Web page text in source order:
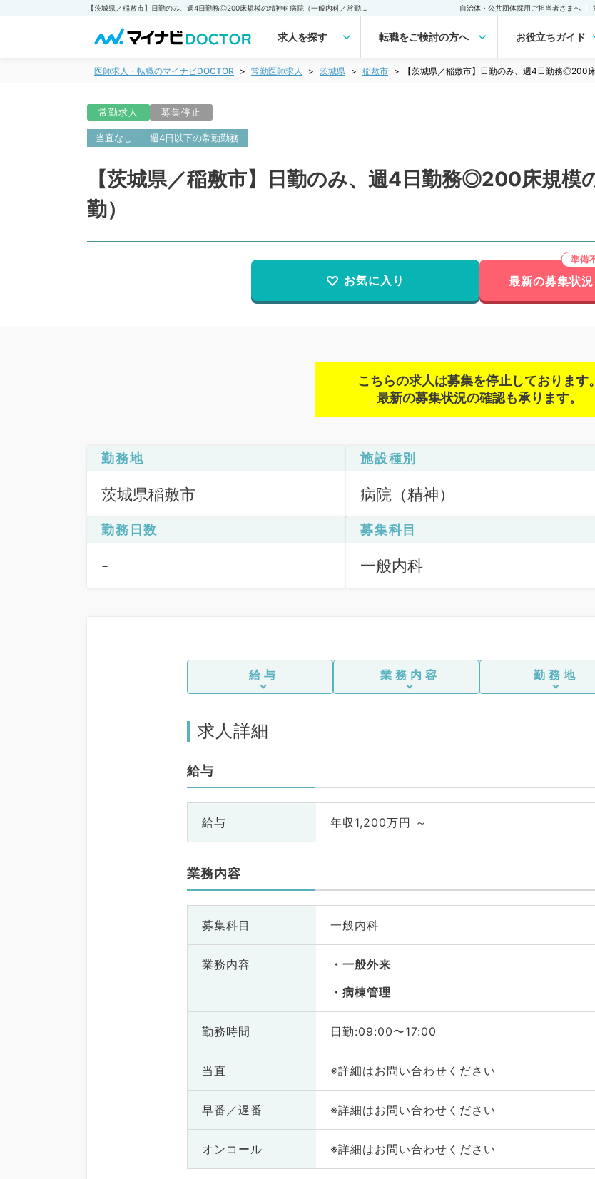
自治体・公共団体採用ご担当者さまへ
求人を探す 転職をご検討の方へ お役立ちガイド
医師求人・転職のマイナビDOCTOR 常勤医師求人 茨城県 稲敷市 【茨城県／稲敷市】日勤のみ、週4日勤務◎200
常勤求人 募集停止
当直なし 週4日以下の常勤勤務
【茨城県／稲敷市】日勤のみ、週4日勤務◎200床規模
勤）
お気に入り 最新の募集状
こちらの求人は募集を停止しております。
最新の募集状況の確認も承ります。
勤務地
茨城県稲敷市
施設種別
病院（精神）
勤務日数
-
募集科目
一般内科
給与 業務内容 勤務地
求人詳細
給与
給与 年収1,200万円 ～
業務内容
募集科目 一般内科
業務内容
一般外来
病棟管理
勤務時間 日勤:09:00〜17:00
当直 ※詳細はお問い合わせください
早番／遅番 ※詳細はお問い合わせください
オンコール ※詳細はお問い合わせください